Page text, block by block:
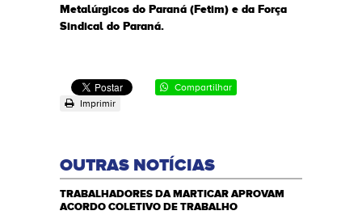
Metalúrgicos do Paraná (Fetim) e da Força
Sindical do Paraná.
Compartilhar
Imprimir
OUTRAS NOTÍCIAS
TRABALHADORES DA MARTICAR APROVAM
ACORDO COLETIVO DE TRABALHO